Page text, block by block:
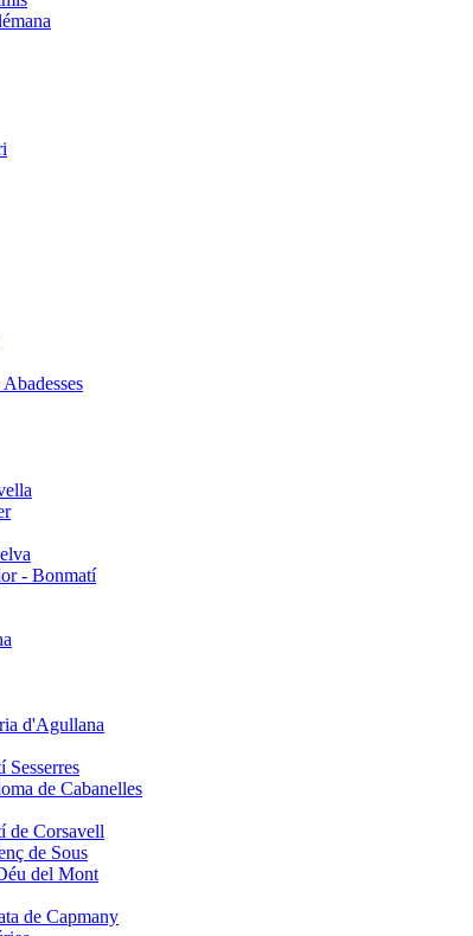
- Bonmatí
d'Agullana
Sesserres
de Cabanelles
de Corsavell
de Sous
del Mont
de Capmany